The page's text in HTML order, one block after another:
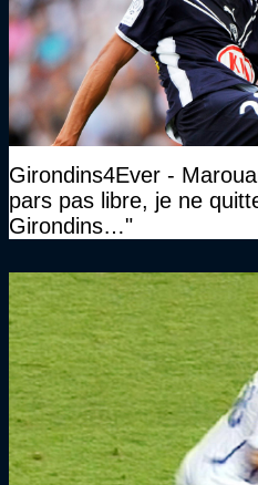
Girondins4Ever -
pars pas libre, je ne
Girondins…"